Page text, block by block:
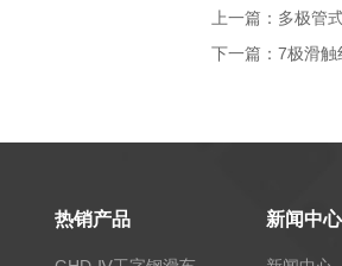
上一篇： 多极管
下一篇： 7极滑触
热销产品 新闻中心